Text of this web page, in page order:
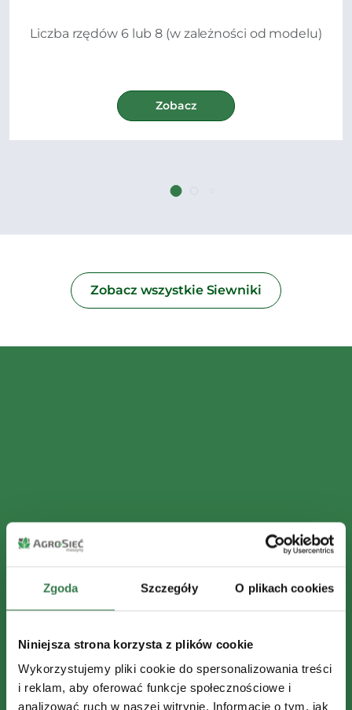
Zgoda Szczegóły O plikach cookies
Niniejsza strona korzysta z plików cookie
Wykorzystujemy pliki cookie do spersonalizowania treści
i reklam, aby oferować funkcje społecznościowe i
analizować ruch w naszej witrynie. Informacje o tym, jak
Liczba rzędów 6 lub 8 (w zależności od modelu)
Zobacz
Zobacz wszystkie Siewniki